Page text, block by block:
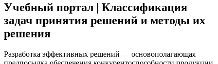
Учебный портал | Классификация
задач принятия решений и методы их
решения
Разработка эффективных решений — основополагающая